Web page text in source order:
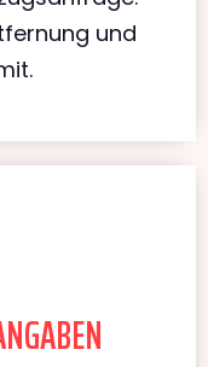
und